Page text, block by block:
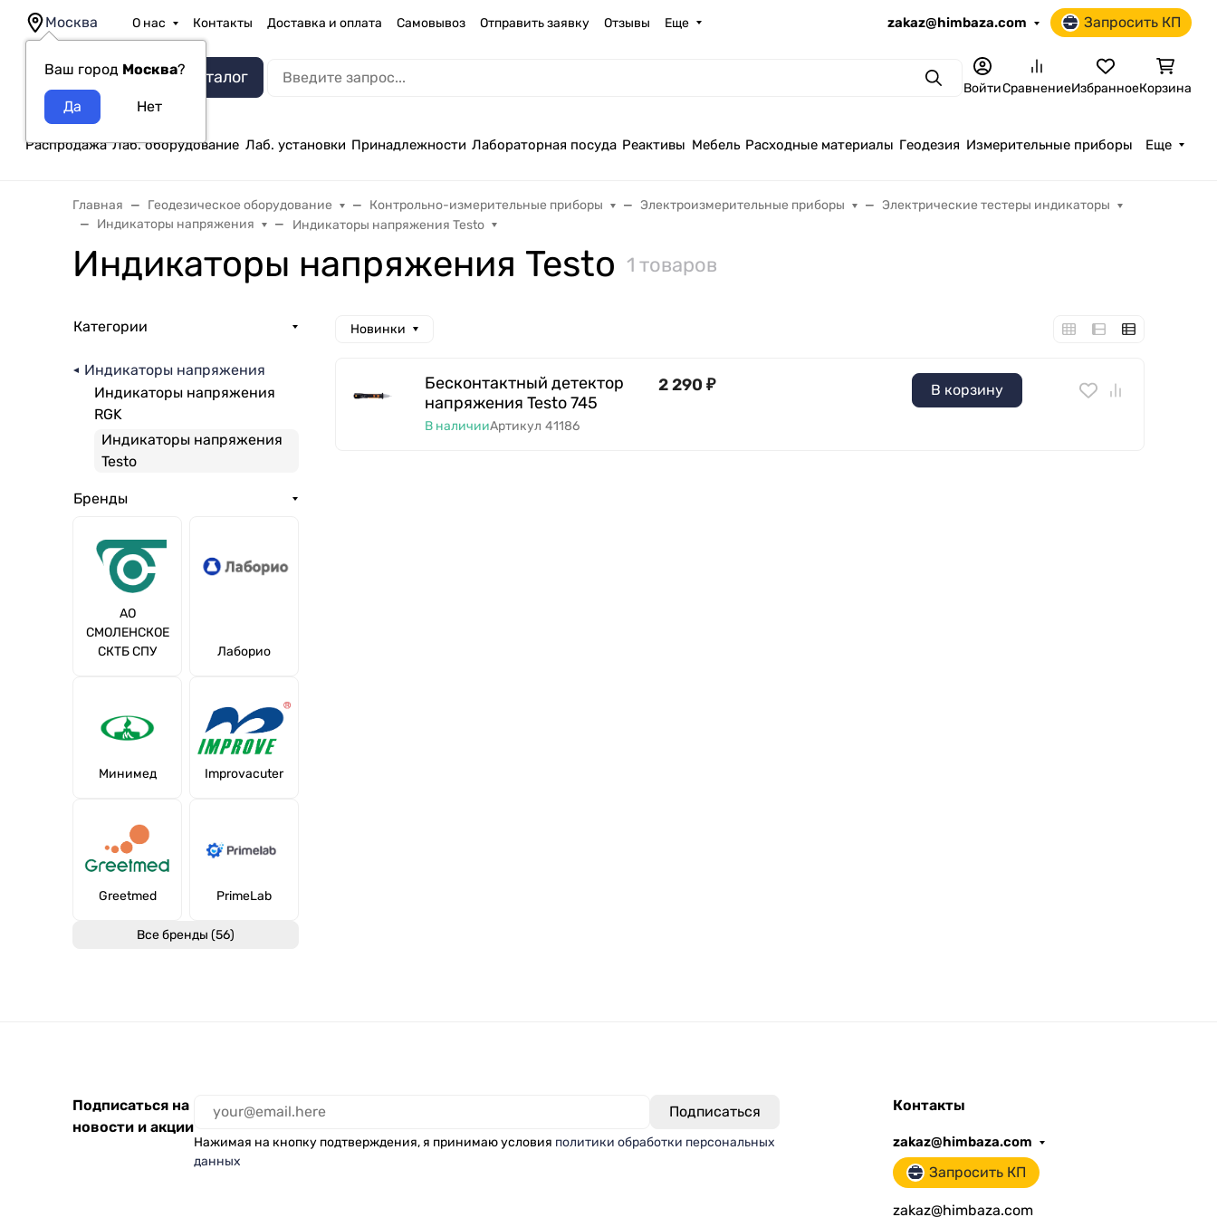
Москва
Ваш город Москва?
О нас Контакты Доставка и оплата Самовывоз Отправить заявку Отзывы Еще zakaz@himbaza.com Запросить КП
Каталог ПоискВойтиСравнениеИзбранноеКорзина
Распродажа Лаб. оборудование Лаб. установки Принадлежности Лабораторная посуда Реактивы Мебель Расходные материалы Геодезия Измерительные приборы Еще
Главная Геодезическое оборудование Контрольно-измерительные приборы Электроизмерительные приборы
Электрические тестеры индикаторы
Индикаторы напряжения
Индикаторы напряжения Testo
Индикаторы напряжения Testo 1 товаров
Категории
Индикаторы напряжения
Индикаторы напряжения
RGK
Индикаторы напряжения
Testo
Бренды
АО
СМОЛЕНСКОЕ
СКТБ СПУ
Лаборио
Минимед Improvacuter
Greetmed PrimeLab
Все бренды (56)
Новинки
Бесконтактный детектор
напряжения Testo 745
В наличииАртикул 41186
2 290 ₽ В корзину
Подписаться на
новости и акции
Нажимая на кнопку подтверждения, я принимаю условия политики обработки персональных
данных
Контакты
zakaz@himbaza.com
Запросить КП
zakaz@himbaza.com